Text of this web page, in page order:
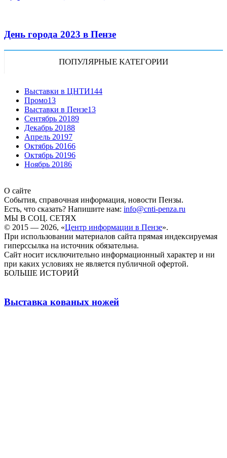
День города 2023 в Пензе
ПОПУЛЯРНЫЕ КАТЕГОРИИ
Выставки в ЦНТИ144
Промо13
Выставки в Пензе13
Сентябрь 20189
Декабрь 20188
Апрель 20197
Октябрь 20166
Октябрь 20196
Ноябрь 20186
О сайте
События, справочная информация, новости Пензы.
Есть, что сказать? Напишите нам: info@cnti-penza.ru
МЫ В СОЦ. СЕТЯХ
© 2015 — 2026, «Центр информации в Пензе».
При использовании материалов сайта прямая индексируемая
гиперссылка на источник обязательна.
Сайт носит исключительно информационный характер и ни
при каких условиях не является публичной офертой.
БОЛЬШЕ ИСТОРИЙ
Выставка кованых ножей